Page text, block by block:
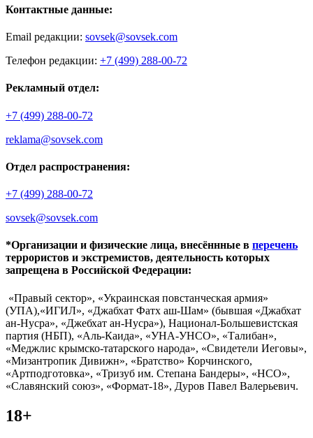
Контактные данные:
Email редакции: sovsek@sovsek.com
Телефон редакции: +7 (499) 288-00-72
Рекламный отдел:
+7 (499) 288-00-72
reklama@sovsek.com
Отдел распространения:
+7 (499) 288-00-72
sovsek@sovsek.com
*Организации и физические лица, внесённные в перечень
террористов и экстремистов, деятельность которых
запрещена в Российской Федерации:
«Правый сектор», «Украинская повстанческая армия»
(УПА),«ИГИЛ», «Джабхат Фатх аш-Шам» (бывшая «Джабхат
ан-Нусра», «Джебхат ан-Нусра»), Национал-Большевистская
партия (НБП), «Аль-Каида», «УНА-УНСО», «Талибан»,
«Меджлис крымско-татарского народа», «Свидетели Иеговы»,
«Мизантропик Дивижн», «Братство» Корчинского,
«Артподготовка», «Тризуб им. Степана Бандеры», «НСО»,
«Славянский союз», «Формат-18», Дуров Павел Валерьевич.
18+